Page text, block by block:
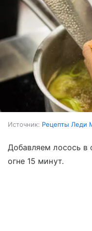
Источник: Рецепты Леди
Добавляем лосось в
огне 15 минут.